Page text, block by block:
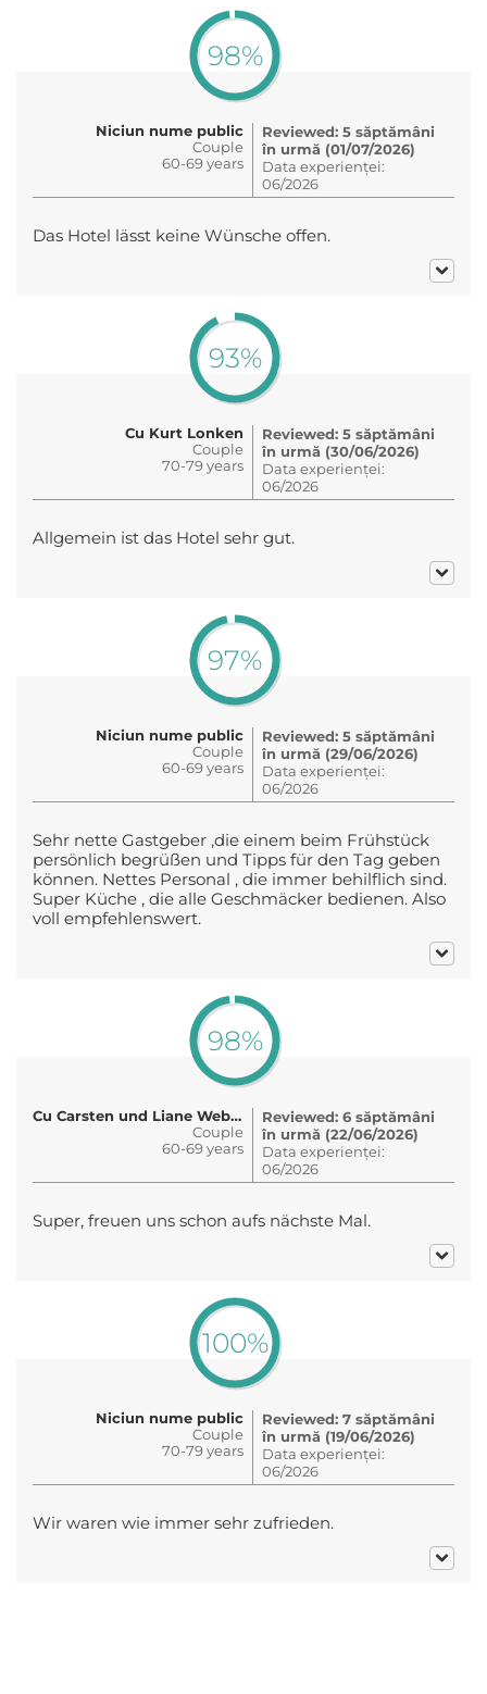
98%
Niciun nume public
Couple
60-69 years
Reviewed: 5 săptămâni
în urmă (01/07/2026)
Data experienței:
06/2026
Das Hotel lässt keine Wünsche offen.
93%
Cu Kurt Lonken
Couple
70-79 years
Reviewed: 5 săptămâni
în urmă (30/06/2026)
Data experienței:
06/2026
Allgemein ist das Hotel sehr gut.
97%
Niciun nume public
Couple
60-69 years
Reviewed: 5 săptămâni
în urmă (29/06/2026)
Data experienței:
06/2026
Sehr nette Gastgeber ,die einem beim Frühstück
persönlich begrüßen und Tipps für den Tag geben
können. Nettes Personal , die immer behilflich sind.
Super Küche , die alle Geschmäcker bedienen. Also
voll empfehlenswert.
98%
Cu Carsten und Liane Weber
Couple
60-69 years
Reviewed: 6 săptămâni
în urmă (22/06/2026)
Data experienței:
06/2026
Super, freuen uns schon aufs nächste Mal.
100%
Niciun nume public
Couple
70-79 years
Reviewed: 7 săptămâni
în urmă (19/06/2026)
Data experienței:
06/2026
Wir waren wie immer sehr zufrieden.